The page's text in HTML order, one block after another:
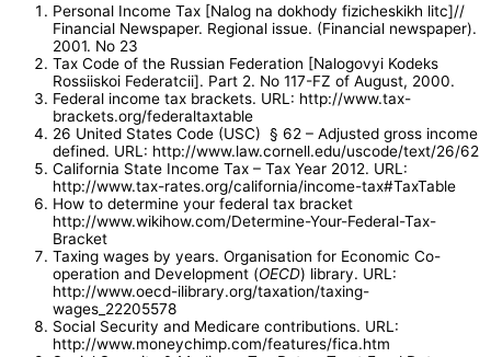
Personal Income Tax [Nalog na dokhody fizicheskikh litc]//
Financial Newspaper. Regional issue. (Financial newspaper).
2001. No 23
Tax Code of the Russian Federation [Nalogovyi Kodeks
Rossiiskoi Federatcii]. Part 2. No 117-FZ of August, 2000.
Federal income tax brackets. URL: http://www.tax-
brackets.org/federaltaxtable
26 United States Code (USC) § 62 – Adjusted gross income
defined. URL: http://www.law.cornell.edu/uscode/text/26/62
California State Income Tax – Tax Year 2012. URL:
http://www.tax-rates.org/california/income-tax#TaxTable
How to determine your federal tax bracket
http://www.wikihow.com/Determine-Your-Federal-Tax-
Bracket
Taxing wages by years. Organisation for Economic Co-
operation and Development (OECD) library. URL:
http://www.oecd-ilibrary.org/taxation/taxing-
wages_22205578
Social Security and Medicare contributions. URL:
http://www.moneychimp.com/features/fica.htm